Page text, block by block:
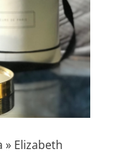
» Elizabeth